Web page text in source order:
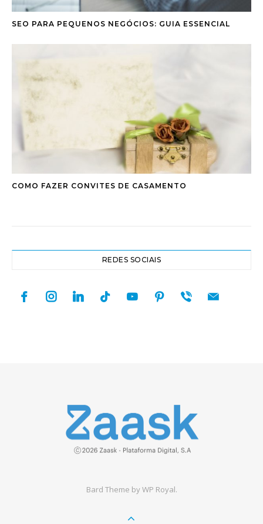
SEO PARA PEQUENOS NEGÓCIOS: GUIA ESSENCIAL
COMO FAZER CONVITES DE CASAMENTO
REDES SOCIAIS
facebookinstagramlinkedintiktok youtubepinterest
viber mail
Bard Theme byWP Royal.